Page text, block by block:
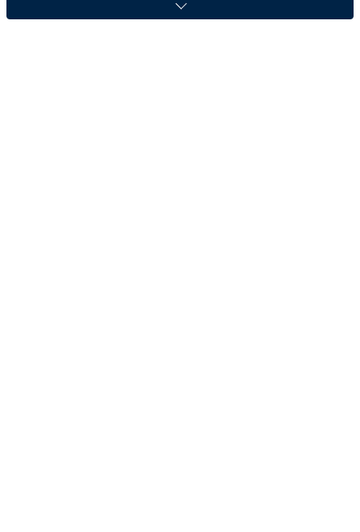
複数回答で聞いた「持っている高級ブランド」は、1位